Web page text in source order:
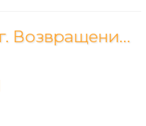
Мой дикий друг. Возвращение домой